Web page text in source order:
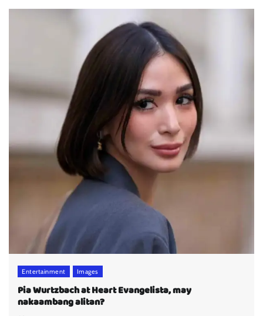
Entertainment Images
Pia Wurtzbach at Heart Evangelista, may
nakaambang alitan?